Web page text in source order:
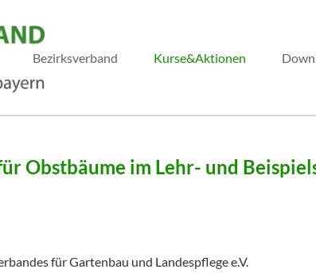
Bezirksverband Kurse&Aktionen
Obstbäume im Lehr- und
für Gartenbau und Landespflege e.V.